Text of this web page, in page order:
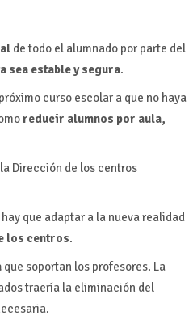
de todo el alumnado por parte del
sea estable y segura.
curso escolar a que no haya
reducir alumnos por aula,
Dirección de los centros
que adaptar a la nueva realidad
los centros.
que soportan los profesores. La
traería la eliminación del